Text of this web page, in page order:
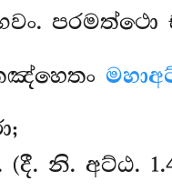
පරමත්ථො
නි. අට්ඨ.